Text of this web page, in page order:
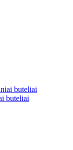
buteliai